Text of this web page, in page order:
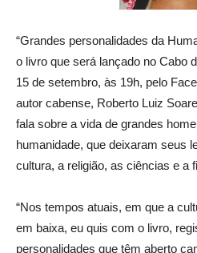
“Grandes personalidades da
o livro que será lançado no Cabo
15 de setembro, às 19h, pelo
autor cabense, Roberto Luiz
fala sobre a vida de grandes
humanidade, que deixaram seus
cultura, a religião, as ciências e a
“Nos tempos atuais, em que a
em baixa, eu quis com o livro,
personalidades que têm aberto